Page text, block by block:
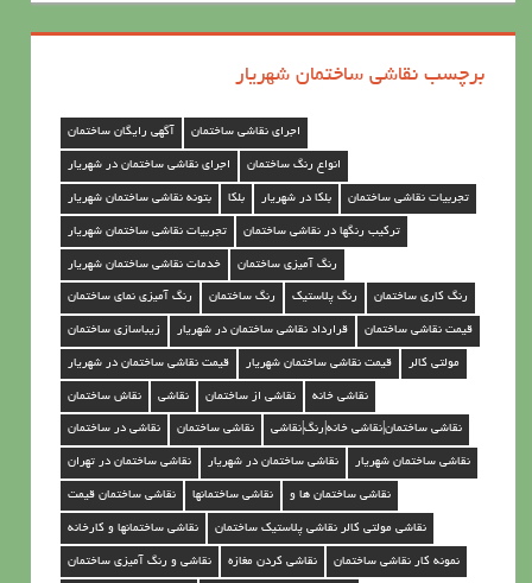
ش
ی
س
ن
د
ر
برچسب نقاشی ساختمان شهریار
آگهی رایگان ساختمان اجرای نقاشی ساختمان
اجرای نقاشی ساختمان در شهریار انواع رنگ ساختمان
بتونه نقاشی ساختمان شهریار بلکا بلکا در شهریار تجربیات نقاشی ساختمان
تجربیات نقاشی ساختمان شهریار ترکیب رنگها در نقاشی ساختمان
خدمات نقاشی ساختمان شهریار رنگ آمیزی ساختمان
رنگ آمیزی نمای ساختمان رنگ ساختمان رنگ پلاستیک رنگ کاری ساختمان
زیباسازی ساختمان قرارداد نقاشی ساختمان در شهریار قیمت نقاشی ساختمان
قیمت نقاشی ساختمان در شهریار قیمت نقاشی ساختمان شهریار مولتی کالر
نقاش ساختمان نقاشی نقاشی از ساختمان نقاشی خانه
نقاشی در ساختمان نقاشی ساختمان نقاشی ساختمان|نقاشی خانه|رنگ|نقاشی
نقاشی ساختمان در تهران نقاشی ساختمان در شهریار نقاشی ساختمان شهریار
نقاشی ساختمان قیمت نقاشی ساختمانها نقاشی ساختمان ها و
نقاشی ساختمانها و کارخانه نقاشی مولتی کالر نقاشی پلاستیک ساختمان
نقاشی و رنگ آمیزی ساختمان نقاشی کردن مغازه نمونه کار نقاشی ساختمان